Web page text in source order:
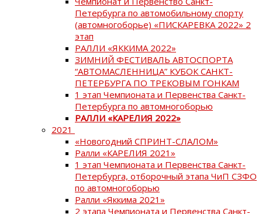
Петербурга по автомобильному спорту
(автомногоборье) «ПИСКАРЕВКА 2022» 2
этап
РАЛЛИ «ЯККИМА 2022»
ЗИМНИЙ ФЕСТИВАЛЬ АВТОСПОРТА
“АВТОМАСЛЕННИЦА” КУБОК САНКТ-
ПЕТЕРБУРГА ПО ТРЕКОВЫМ ГОНКАМ
1 этап Чемпионата и Первенства Санкт-
Петербурга по автомногоборью
РАЛЛИ «КАРЕЛИЯ 2022»
2021
«Новогодний СПРИНТ-СЛАЛОМ»
Ралли «КАРЕЛИЯ 2021»
1 этап Чемпионата и Первенства Санкт-
Петербурга, отборочный этапа ЧиП СЗФО
по автомногоборью
Ралли «Яккима 2021»
2 этапа Чемпионата и Первенства Санкт-